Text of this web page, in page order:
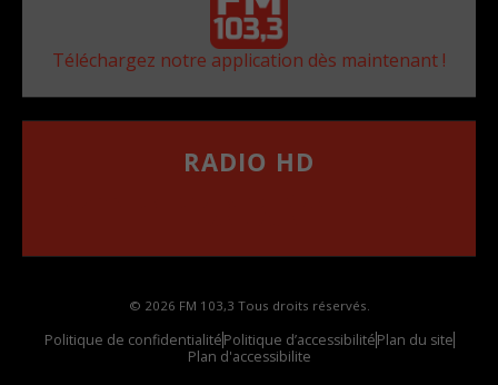
Téléchargez notre application dès maintenant !
RADIO HD
© 2026 FM 103,3 Tous droits réservés.
Politique de confidentialitéPolitique d’accessibilitéPlan du site
Plan d'accessibilite